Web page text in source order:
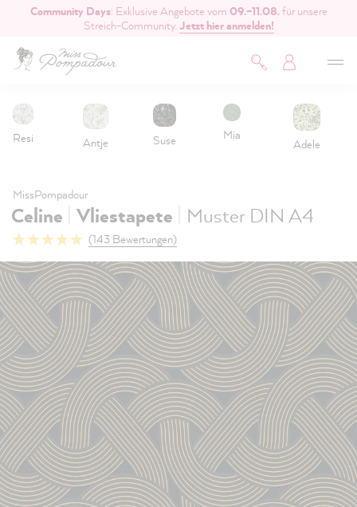
springen
Community Days: Exklusive Angebote vom 09.–11.08.für unsere
Streich-Community.Jetzt hier anmelden!
Resi Antje Suse Mia
Adele
MissPompadour
Celine Vliestapete Muster DIN A4
(143 Bewertungen)